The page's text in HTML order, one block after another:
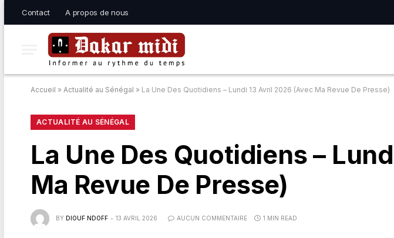
Contact A propos de nous
Accueil » Actualité au Sénégal » La Une Des Quotidiens – Lundi 13 Avril 2026 (Avec Ma Revue De Presse)
ACTUALITÉ AU SÉNÉGAL
La Une Des Quotidiens –
Ma Revue De Presse)
BY DIOUF NDOFF 13 AVRIL 2026 AUCUN COMMENTAIRE 1 MIN READ